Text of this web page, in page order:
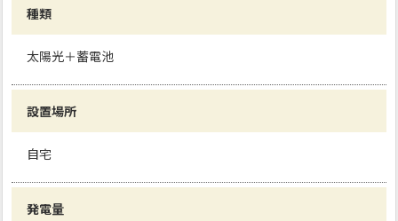
種類
太陽光＋蓄電池
設置場所
自宅
発電量